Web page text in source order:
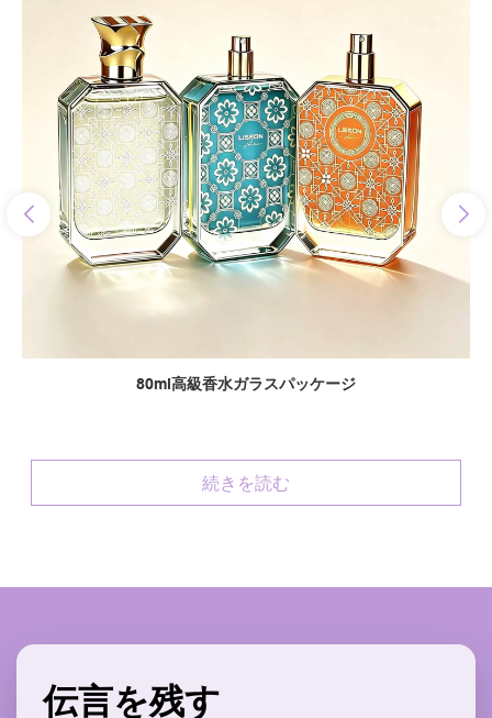
80ml高級香水ガラスパッケージ
続きを読む
伝言を残す